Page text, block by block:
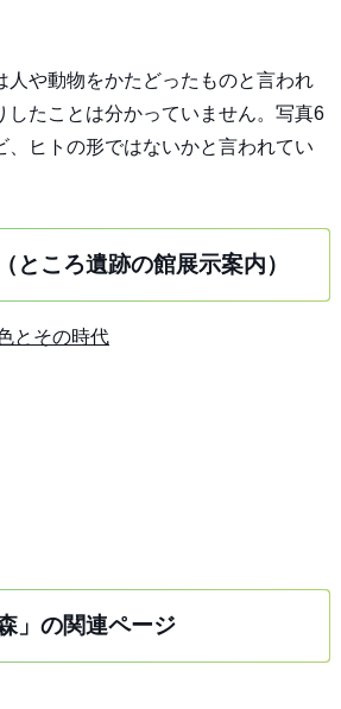
や動物をかたどったものと言われ
したことは分かっていません。写真6
、ヒトの形ではないかと言われてい
ところ遺跡の館展示案内）
とその時代
」の関連ページ